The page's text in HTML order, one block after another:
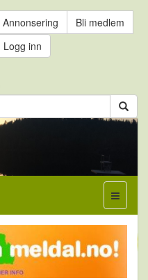
Annonsering
Bli medlem
Logg inn